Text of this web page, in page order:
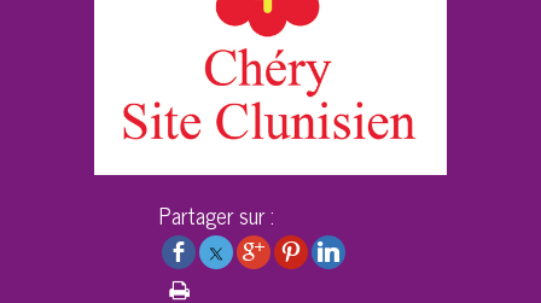
Partager sur :